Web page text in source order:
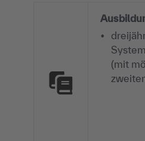
(mit